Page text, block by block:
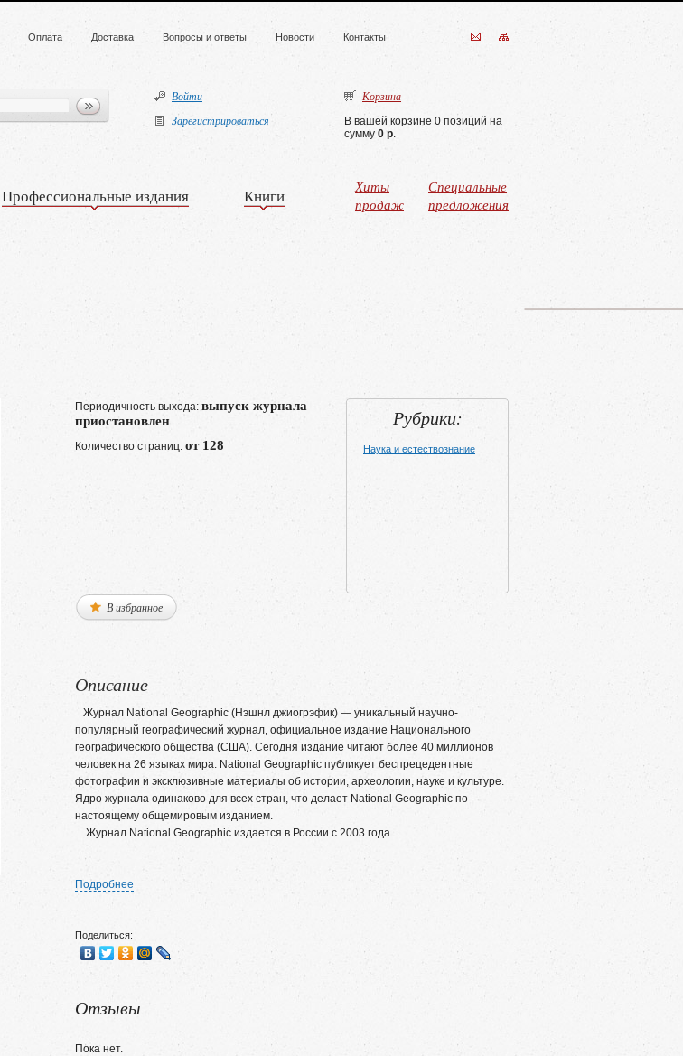
Оплата Доставка Вопросы и ответы Новости Контакты
Войти
Зарегистрироваться
Корзина
В вашей корзине 0 позиций на
сумму 0 р.
Профессиональные издания Книги
Хиты
продаж
Специальные
предложения
Периодичность выхода: выпуск журнала
приостановлен
Количество страниц: от 128
Рубрики:
Наука и естествознание
В избранное
Описание
Журнал National Geographic (Нэшнл джиогрэфик) — уникальный научно-
популярный географический журнал, официальное издание Национального
географического общества (США). Сегодня издание читают более 40 миллионов
человек на 26 языках мира. National Geographic публикует беспрецедентные
фотографии и эксклюзивные материалы об истории, археологии, науке и культуре.
Ядро журнала одинаково для всех стран, что делает National Geographic по-
настоящему общемировым изданием.
Журнал National Geographic издается в России с 2003 года.
Подробнее
Поделиться:
Отзывы
Пока нет.